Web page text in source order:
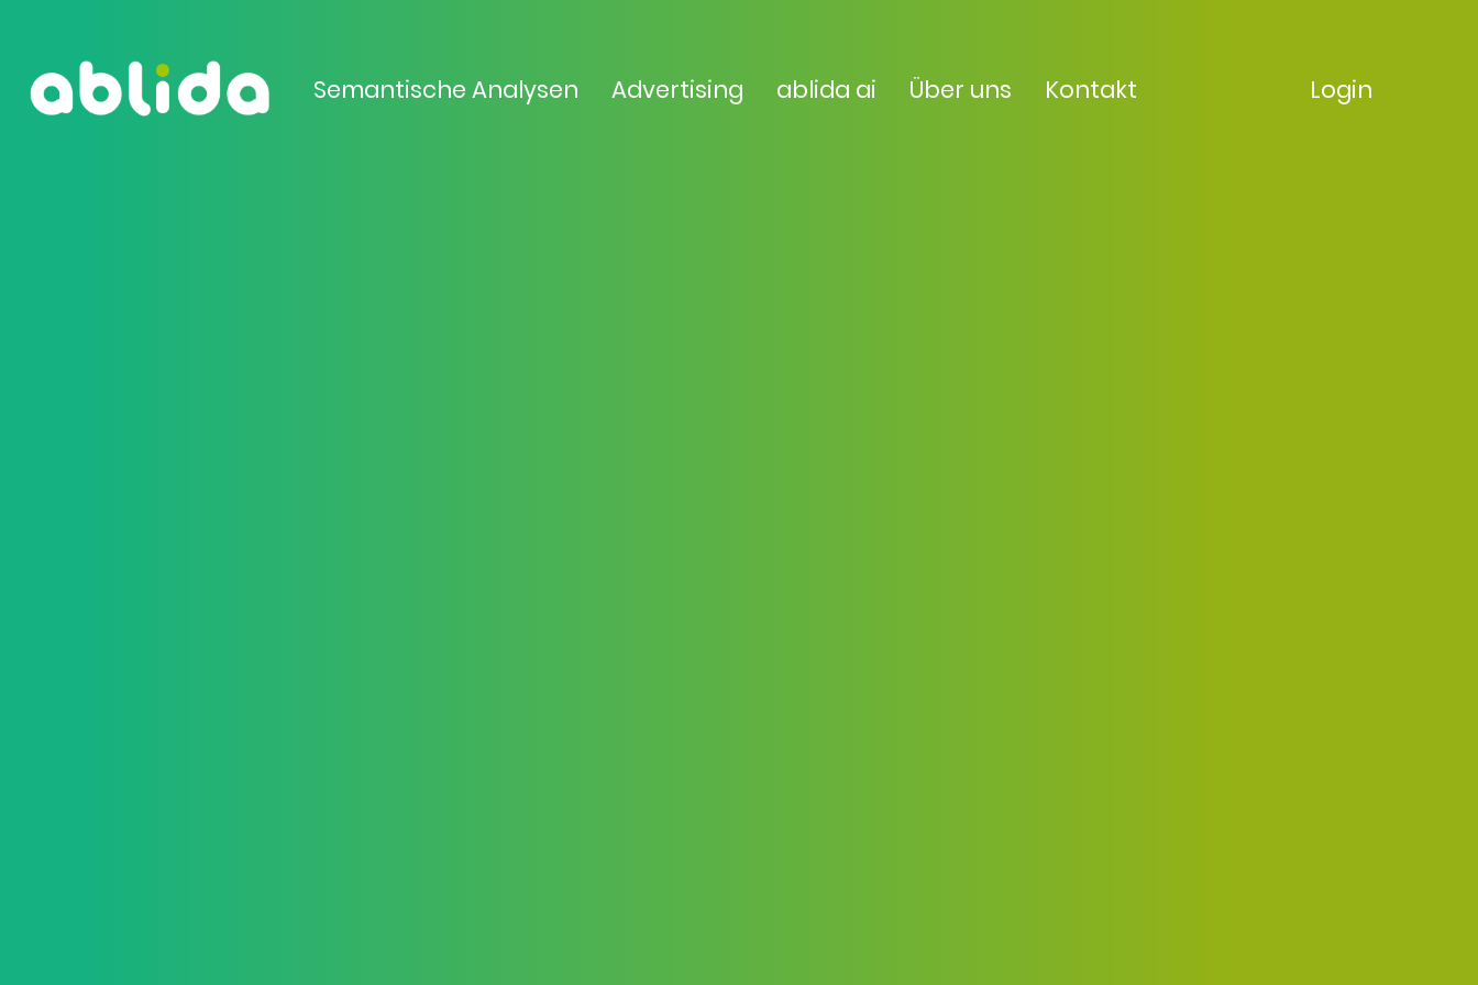
Semantische Analysen Advertising ablida ai Über uns Kontakt Login